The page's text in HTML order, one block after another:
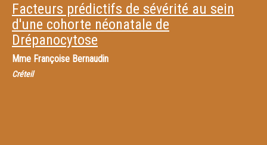
Facteurs prédictifs de sévérité au sein
d'une cohorte néonatale de
Drépanocytose
Mme Françoise Bernaudin
Créteil